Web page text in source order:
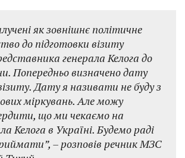
як зовнішнє політичне
до підготовки візиту
генерала Келога до
Попередньо визначено дату
Дату я називати не буду з
міркувань. Але можу
що ми чекаємо на
Келога в Україні. Будемо раді
– розповів речник МЗС